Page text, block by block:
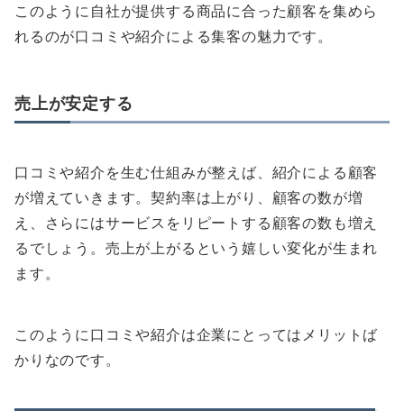
このように自社が提供する商品に合った顧客を集めら
れるのが口コミや紹介による集客の魅力です。
売上が安定する
口コミや紹介を生む仕組みが整えば、紹介による顧客
が増えていきます。契約率は上がり、顧客の数が増
え、さらにはサービスをリピートする顧客の数も増え
るでしょう。売上が上がるという嬉しい変化が生まれ
ます。
このように口コミや紹介は企業にとってはメリットば
かりなのです。